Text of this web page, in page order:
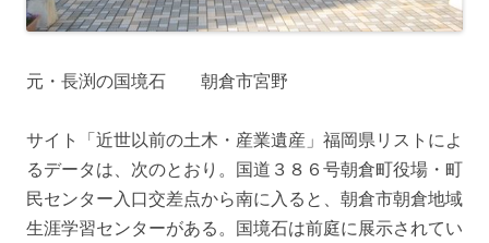
元・長渕の国境石 朝倉市宮野
サイト「近世以前の土木・産業遺産」福岡県リストによ
るデータは、次のとおり。国道３８６号朝倉町役場・町
民センター入口交差点から南に入ると、朝倉市朝倉地域
生涯学習センターがある。国境石は前庭に展示されてい